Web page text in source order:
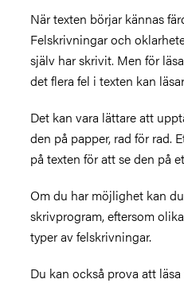
När texten börjar kännas
Felskrivningar och
själv har skrivit. Men för
det flera fel i texten kan
Det kan vara lättare att
den på papper, rad för rad.
på texten för att se den på
Om du har möjlighet kan
skrivprogram, eftersom
typer av felskrivningar.
Du kan också prova att